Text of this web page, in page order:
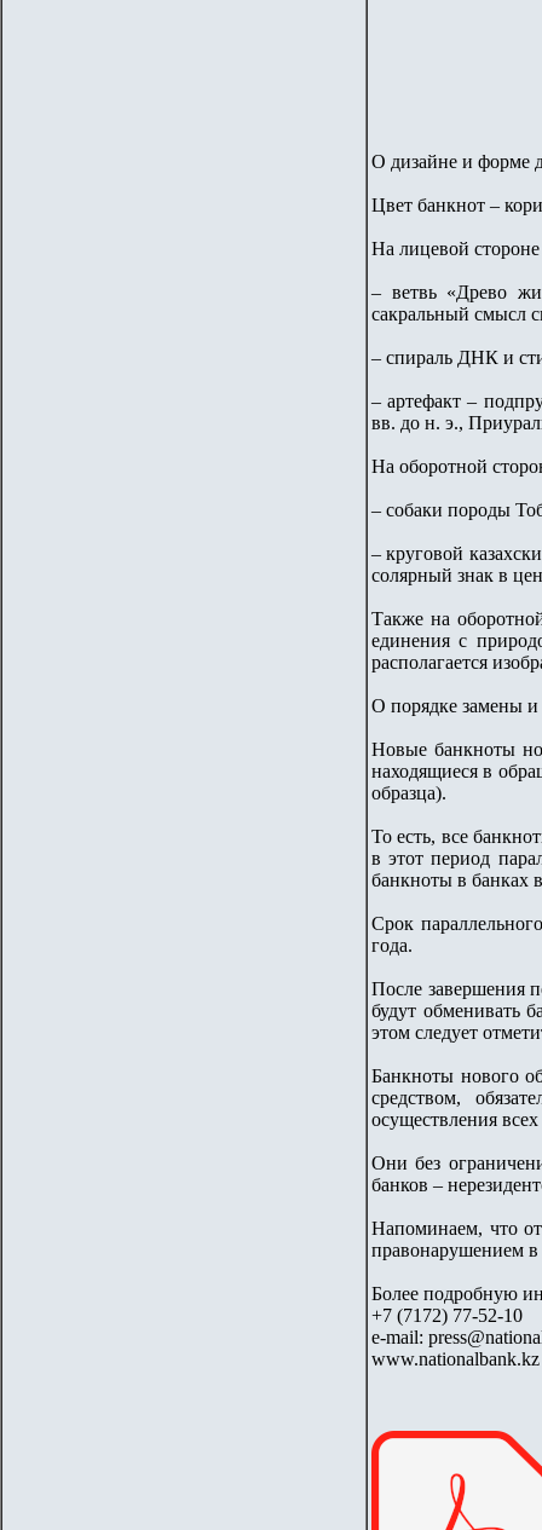
О дизайне и форме
Цвет банкнот –
На лицевой
– ветвь «Древо
сакральный смысл
– спираль ДНК и
– артефакт –
вв. до н. э.,
На оборотной
– cобаки породы
– круговой
солярный знак в
Также на
единения с
располагается
О порядке замены и
Новые банкноты
находящиеся в
образца).
То есть, все
в этот период
банкноты в банках
Срок
года.
После завершения
будут обменивать
этом следует
Банкноты нового
средством,
осуществления
Они без
банков –
Напоминаем, что
правонарушением
Более подробную
+7 (7172) 77-52-10
e-mail:
www.nationalbank.kz